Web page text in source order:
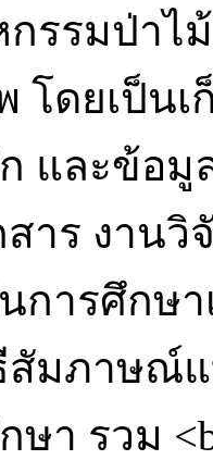
รรมป่าไ
โดยเป็น
และข้อมู
าร งาน
นการศึกษ
สัมภาษณ์
ษา รวม